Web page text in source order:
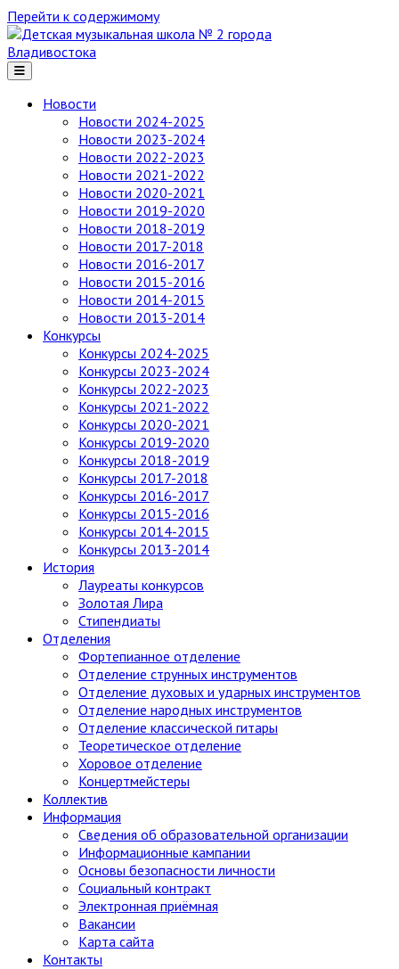
Перейти к содержимому
Детская
музыкальная
школа
города
Владивостока
Новости
Новости 2024-2025
Новости 2023-2024
Новости 2022-2023
Новости 2021-2022
Новости 2020-2021
Новости 2019-2020
Новости 2018-2019
Новости 2017-2018
Новости 2016-2017
Новости 2015-2016
Новости 2014-2015
Новости 2013-2014
Конкурсы
Конкурсы 2024-2025
Конкурсы 2023-2024
Конкурсы 2022-2023
Конкурсы 2021-2022
Конкурсы 2020-2021
Конкурсы 2019-2020
Конкурсы 2018-2019
Конкурсы 2017-2018
Конкурсы 2016-2017
Конкурсы 2015-2016
Конкурсы 2014-2015
Конкурсы 2013-2014
История
Лауреаты конкурсов
Золотая Лира
Стипендиаты
Отделения
Фортепианное отделение
Отделение струнных инструментов
Отделение духовых и ударных инструментов
Отделение народных инструментов
Отделение классической гитары
Теоретическое отделение
Хоровое отделение
Концертмейстеры
Коллектив
Информация
Сведения об образовательной организации
Информационные кампании
Основы безопасности личности
Социальный контракт
Электронная приёмная
Вакансии
Карта сайта
Контакты